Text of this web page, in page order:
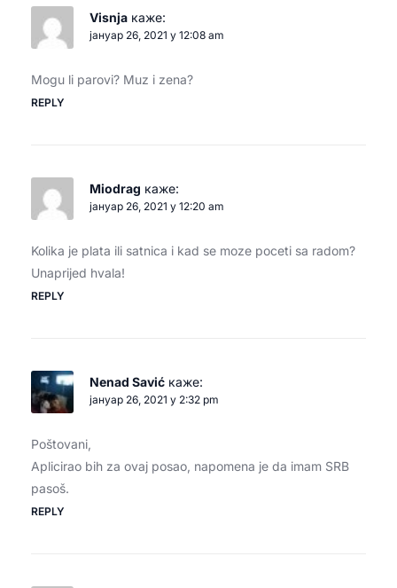
Visnja каже:
јануар 26, 2021 у 12:08 am
Mogu li parovi? Muz i zena?
REPLY
Miodrag каже:
јануар 26, 2021 у 12:20 am
Kolika je plata ili satnica i kad se moze poceti sa radom?
Unaprijed hvala!
REPLY
Nenad Savić каже:
јануар 26, 2021 у 2:32 pm
Poštovani,
Aplicirao bih za ovaj posao, napomena je da imam SRB
pasoš.
REPLY